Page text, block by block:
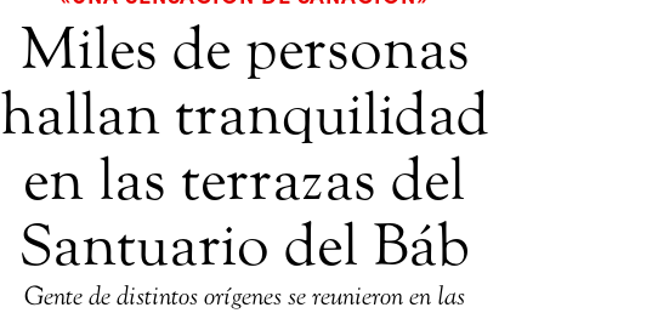
Miles de personas
hallan tranquilidad
en las terrazas del
Santuario del Báb
Gente de distintos orígenes se reunieron en las